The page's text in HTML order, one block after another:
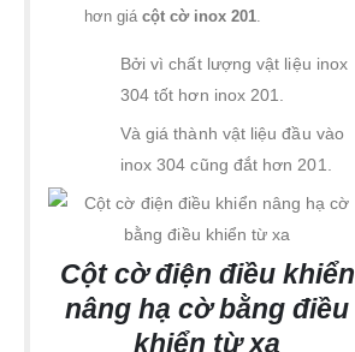
hơn giá cột cờ inox 201.
Bởi vì chất lượng vật liệu inox
304 tốt hơn inox 201.
Và giá thành vật liệu đầu vào
inox 304 cũng đắt hơn 201.
Cột cờ điện điều khiển
nâng hạ cờ bằng điều
khiển từ xa